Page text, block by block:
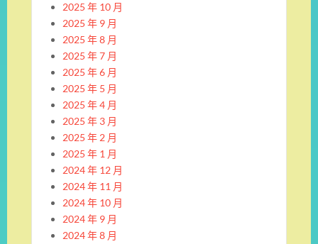
2025 年 10 月
2025 年 9 月
2025 年 8 月
2025 年 7 月
2025 年 6 月
2025 年 5 月
2025 年 4 月
2025 年 3 月
2025 年 2 月
2025 年 1 月
2024 年 12 月
2024 年 11 月
2024 年 10 月
2024 年 9 月
2024 年 8 月